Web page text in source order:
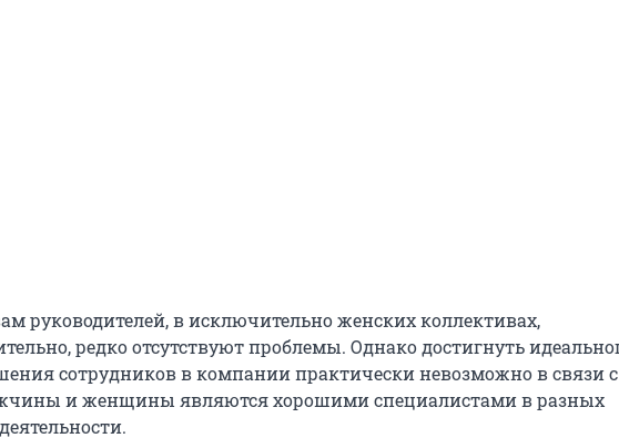
руководителей, в исключительно женских коллективах,
редко отсутствуют проблемы. Однако достигнуть
сотрудников в компании практически невозможно в связи
и женщины являются хорошими специалистами в разных